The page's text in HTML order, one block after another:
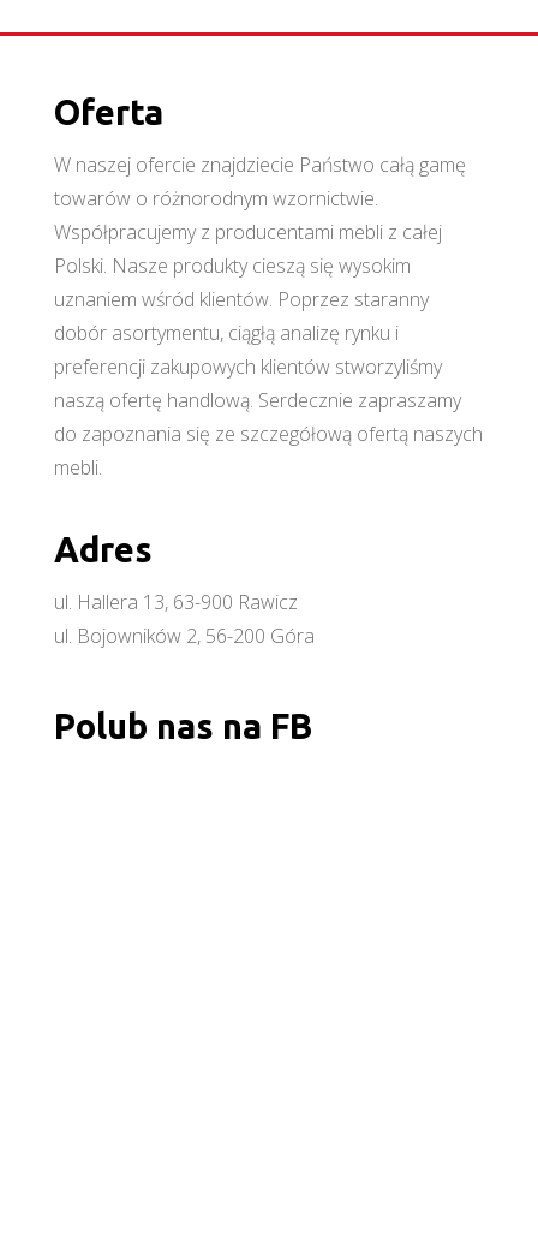
Oferta
W naszej ofercie znajdziecie Państwo całą gamę
towarów o różnorodnym wzornictwie.
Współpracujemy z producentami mebli z całej
Polski. Nasze produkty cieszą się wysokim
uznaniem wśród klientów. Poprzez staranny
dobór asortymentu, ciągłą analizę rynku i
preferencji zakupowych klientów stworzyliśmy
naszą ofertę handlową. Serdecznie zapraszamy
do zapoznania się ze szczegółową ofertą naszych
mebli.
Adres
ul. Hallera 13, 63-900 Rawicz
ul. Bojowników 2, 56-200 Góra
Polub nas na FB